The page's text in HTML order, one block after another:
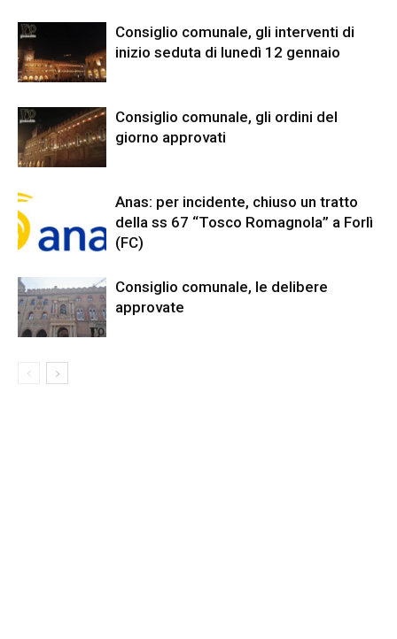
Consiglio comunale, gli interventi di
inizio seduta di lunedì 12 gennaio
Consiglio comunale, gli ordini del
giorno approvati
Anas: per incidente, chiuso un tratto
della ss 67 “Tosco Romagnola” a Forlì
(FC)
Consiglio comunale, le delibere
approvate